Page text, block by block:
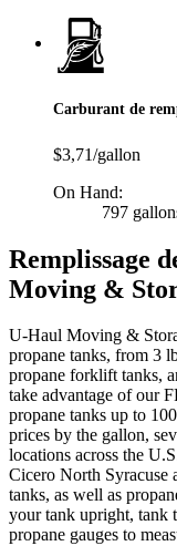
Carburant de
$3,71/gallon
On Hand:
797
Remplissage
Moving &
U-Haul Moving &
propane tanks, from 3
propane forklift tanks,
take advantage of our
propane tanks up to
prices by the gallon,
locations across the
Cicero North Syracuse
tanks, as well as
your tank upright, tank
propane gauges to